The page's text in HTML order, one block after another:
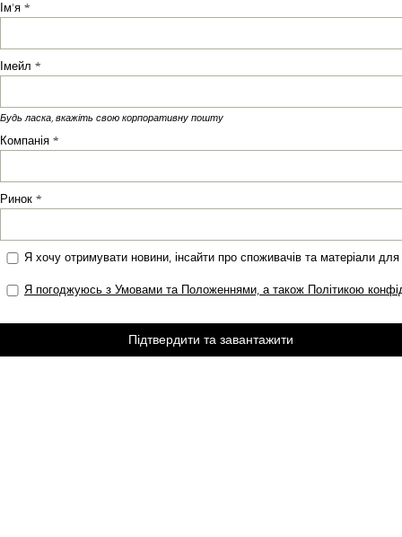
Ім'я *
Імейл *
Будь ласка, вкажіть свою корпоративну пошту
Компанія *
Ринок *
Я хочу отримувати новини, інсайти про споживачів та матеріали
Я погоджуюсь з Умовами та Положеннями, а також Політикою